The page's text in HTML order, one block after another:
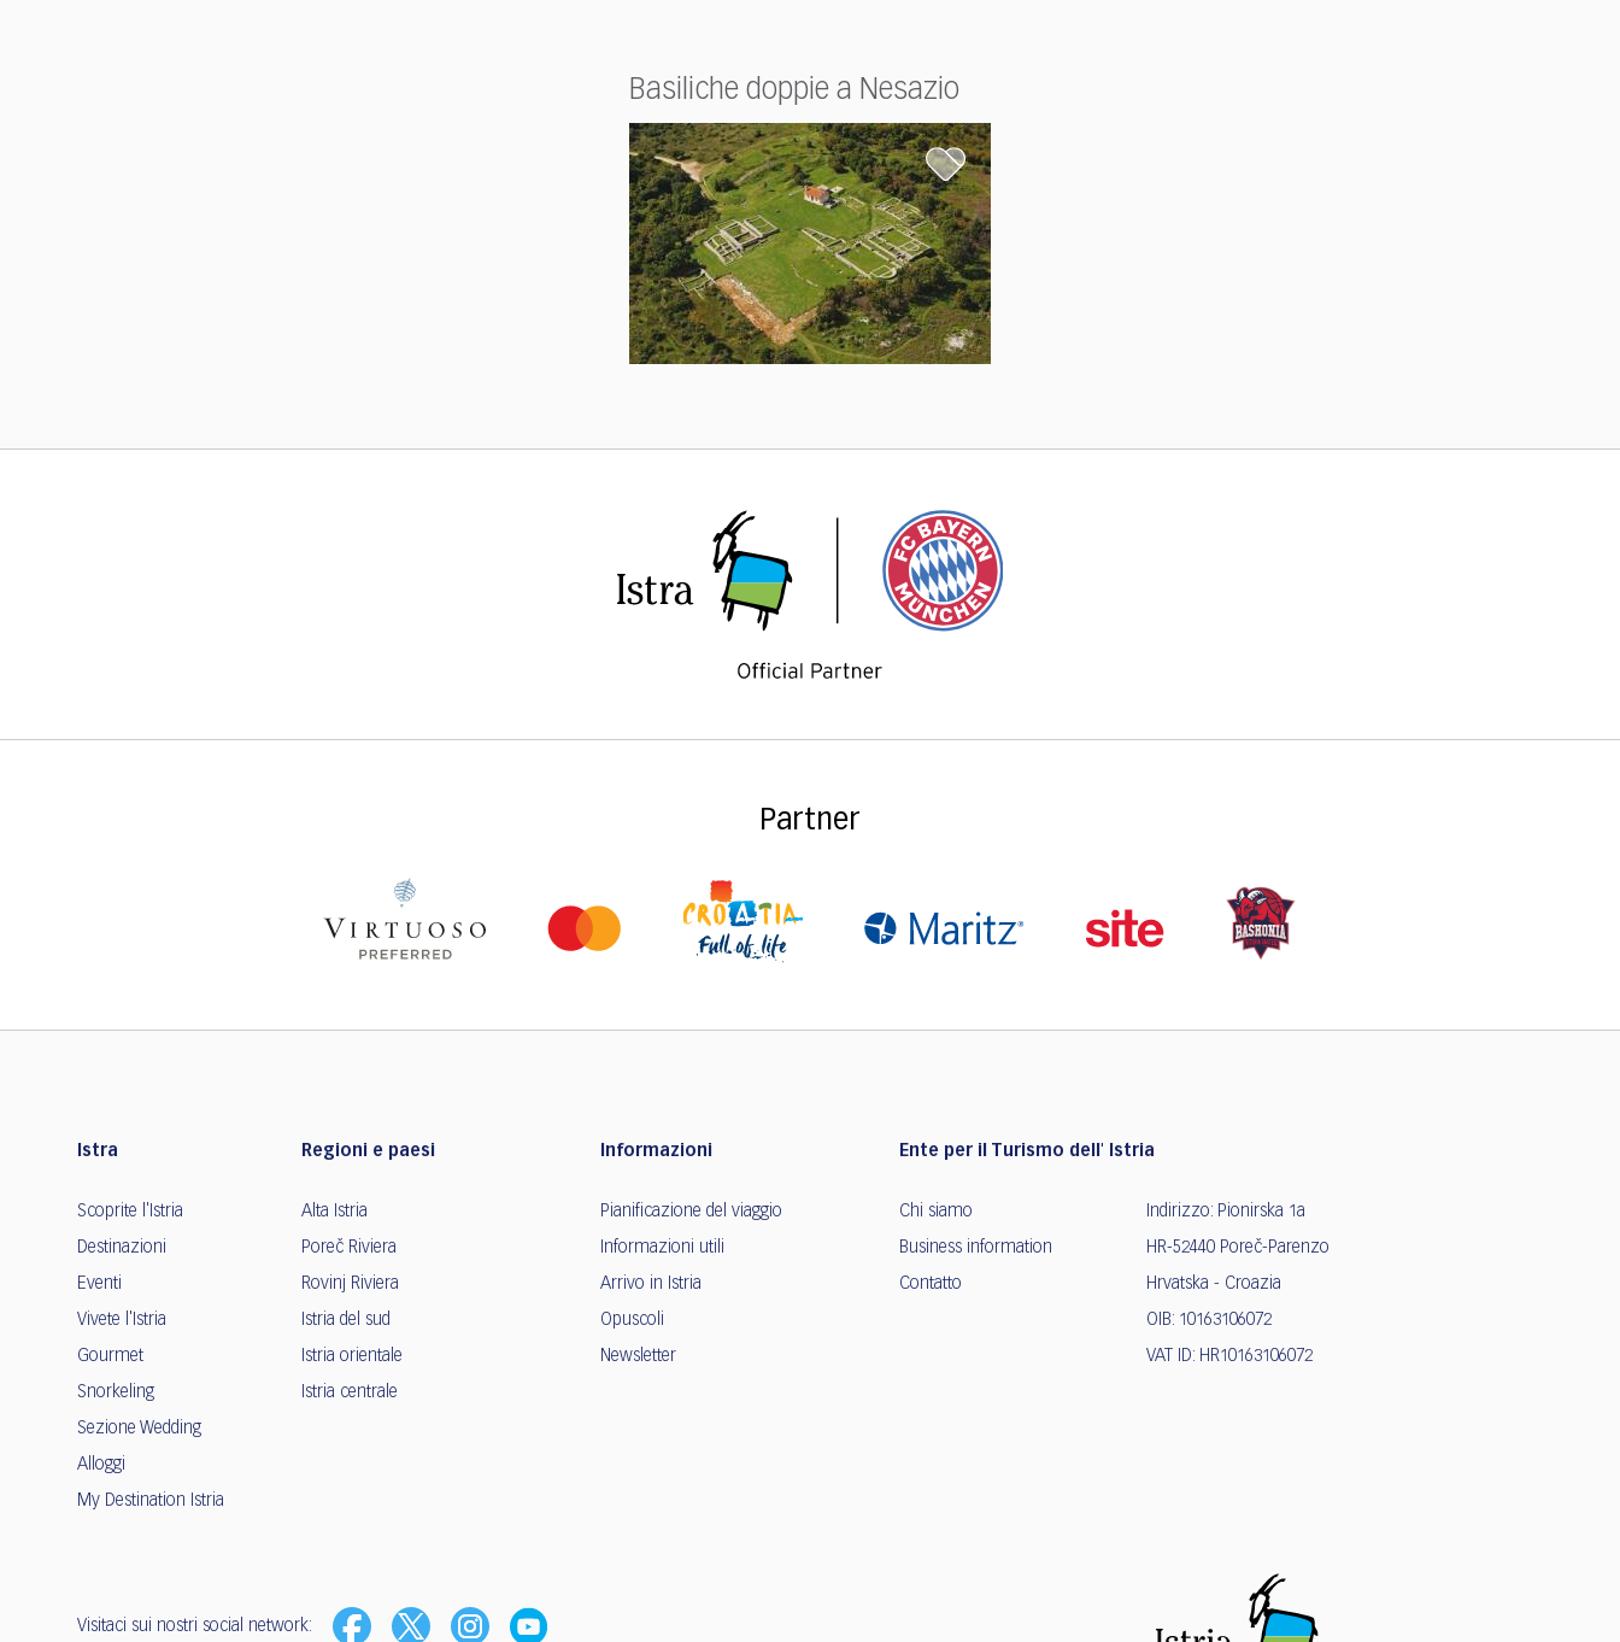
Basiliche doppie a Nesazio
Partner
Istra
Scoprite l'Istria
Destinazioni
Eventi
Vivete l'Istria
Gourmet
Snorkeling
Sezione Wedding
Alloggi
My Destination Istria
Regioni e paesi
Alta Istria
Poreč Riviera
Rovinj Riviera
Istria del sud
Istria orientale
Istria centrale
Informazioni
Pianificazione del viaggio
Informazioni utili
Arrivo in Istria
Opuscoli
Newsletter
Ente per il Turismo dell' Istria
Chi siamo
Business information
Contatto
Indirizzo: Pionirska 1a
HR-52440 Poreč-Parenzo
Hrvatska - Croazia
OIB: 10163106072
VAT ID: HR10163106072
Visitaci sui nostri social network: